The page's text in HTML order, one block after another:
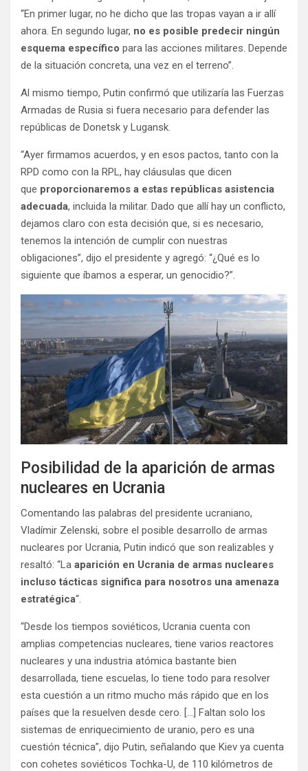
“En primer lugar, no he dicho que las tropas vayan a ir allí
ahora. En segundo lugar, no es posible predecir ningún
esquema específico para las acciones militares. Depende
de la situación concreta, una vez en el terreno”.
Al mismo tiempo, Putin confirmó que utilizaría las Fuerzas
Armadas de Rusia si fuera necesario para defender las
repúblicas de Donetsk y Lugansk.
“Ayer firmamos acuerdos, y en esos pactos, tanto con la
RPD como con la RPL, hay cláusulas que dicen
que proporcionaremos a estas repúblicas asistencia
adecuada, incluida la militar. Dado que allí hay un conflicto,
dejamos claro con esta decisión que, si es necesario,
tenemos la intención de cumplir con nuestras
obligaciones”, dijo el presidente y agregó: “¿Qué es lo
siguiente que íbamos a esperar, un genocidio?”.
Posibilidad de la aparición de armas
nucleares en Ucrania
Comentando las palabras del presidente ucraniano,
Vladímir Zelenski, sobre el posible desarrollo de armas
nucleares por Ucrania, Putin indicó que son realizables y
resaltó: “La aparición en Ucrania de armas nucleares
incluso tácticas significa para nosotros una amenaza
estratégica“.
“Desde los tiempos soviéticos, Ucrania cuenta con
amplias competencias nucleares, tiene varios reactores
nucleares y una industria atómica bastante bien
desarrollada, tiene escuelas, lo tiene todo para resolver
esta cuestión a un ritmo mucho más rápido que en los
países que la resuelven desde cero. […] Faltan solo los
sistemas de enriquecimiento de uranio, pero es una
cuestión técnica”, dijo Putin, señalando que Kiev ya cuenta
con cohetes soviéticos Tochka-U, de 110 kilómetros de